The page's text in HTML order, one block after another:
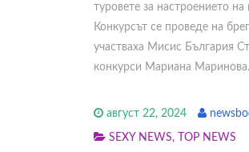
туровете за настроението
Конкурсът се проведе на
участваха Мисис България
конкурси Мариана Маринова.
август 22, 2024
SEXY NEWS, TOP NEWS